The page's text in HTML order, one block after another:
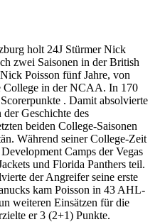
holt 24J Stürmer Nick
zwei Saisonen in der British
Poisson fünf Jahre, von
College in der NCAA. In 170
. Damit absolvierte
Geschichte des
beiden College-Saisonen
Während seiner College-Zeit
Camps der Vegas
und Florida Panthers teil.
der Angreifer seine erste
kam Poisson in 43 AHL-
weiteren Einsätzen für die
er 3 (2+1) Punkte.